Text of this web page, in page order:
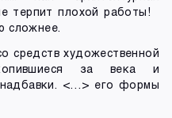
терпит плохой работы!
сложнее.
средств художественной
за века и
надбавки. <…> его формы